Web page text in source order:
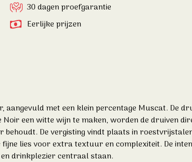
30 dagen proefgarantie
Eerlijke prijzen
met een klein percentage Muscat. De
een witte wijn te maken, worden de druiven
De vergisting vindt plaats in
lies voor extra textuur en complexiteit. De
drinkplezier centraal staan.